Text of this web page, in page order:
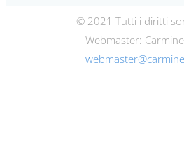
© 2021 Tutti i diritti
Webmaster: